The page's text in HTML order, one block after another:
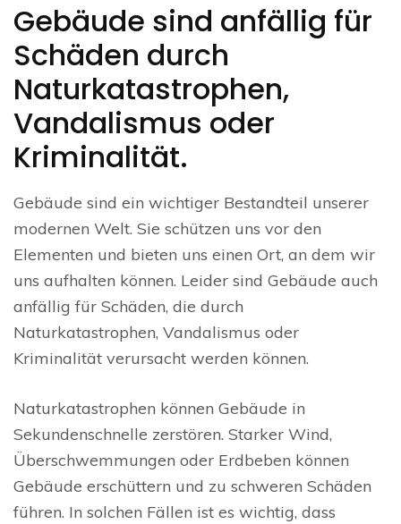
Gebäude sind anfällig für
Schäden durch
Naturkatastrophen,
Vandalismus oder
Kriminalität.
Gebäude sind ein wichtiger Bestandteil unserer
modernen Welt. Sie schützen uns vor den
Elementen und bieten uns einen Ort, an dem wir
uns aufhalten können. Leider sind Gebäude auch
anfällig für Schäden, die durch
Naturkatastrophen, Vandalismus oder
Kriminalität verursacht werden können.
Naturkatastrophen können Gebäude in
Sekundenschnelle zerstören. Starker Wind,
Überschwemmungen oder Erdbeben können
Gebäude erschüttern und zu schweren Schäden
führen. In solchen Fällen ist es wichtig, dass